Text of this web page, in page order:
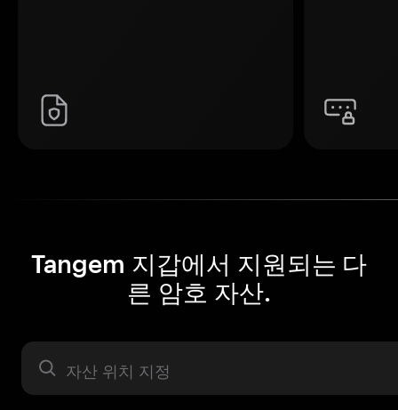
Tangem 지갑에서 지원되는 다
른 암호 자산.
자산 라벨